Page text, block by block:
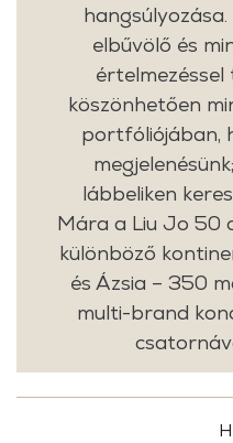
elbűvölő és
értelmezéssel
köszönhetően
portfóliójában,
lábbeliken
Mára a Liu Jo 50
különböző
és Ázsia – 350
multi-brand